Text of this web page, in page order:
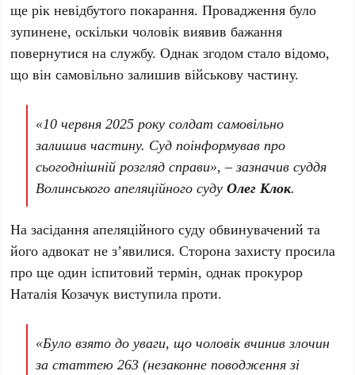
ще рік невідбутого покарання. Провадження було
зупинене, оскільки чоловік виявив бажання
повернутися на службу. Однак згодом стало відомо,
що він самовільно залишив військову частину.
«10 червня 2025 року солдат самовільно
залишив частину. Суд поінформував про
сьогоднішній розгляд справи», – зазначив суддя
Волинського апеляційного судуОлег Клок.
На засідання апеляційного суду обвинувачений та
його адвокат не з’явилися. Сторона захисту просила
про ще один іспитовий термін, однак прокурор
Наталія Козачук виступила проти.
«Було взято до уваги, що чоловік вчинив злочин
за статтею 263 (незаконне поводження зі